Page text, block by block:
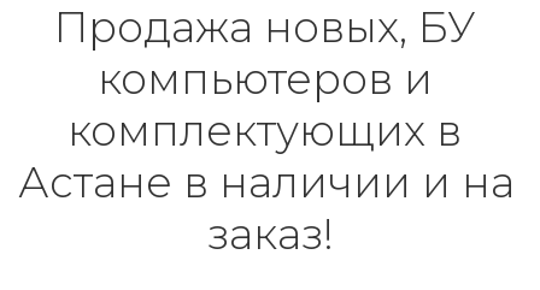
Продажа новых, БУ
компьютеров и
комплектующих в
Астане в наличии и на
заказ!